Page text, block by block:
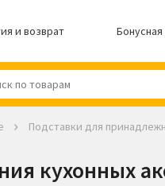
и возврат
Подставки для
кухонных